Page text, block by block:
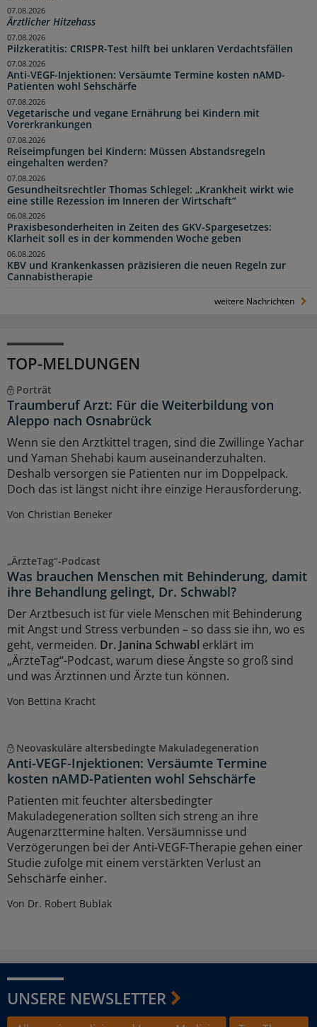
Ärztlicher Hitzehass
07.08.2026
Pilzkeratitis: CRISPR-Test hilft bei unklaren Verdachtsfällen
07.08.2026
Anti-VEGF-Injektionen: Versäumte Termine kosten nAMD-
Patienten wohl Sehschärfe
07.08.2026
Vegetarische und vegane Ernährung bei Kindern mit
Vorerkrankungen
07.08.2026
Reiseimpfungen bei Kindern: Müssen Abstandsregeln
eingehalten werden?
07.08.2026
Gesundheitsrechtler Thomas Schlegel: „Krankheit wirkt wie
eine stille Rezession im Inneren der Wirtschaft“
07.08.2026
Praxisbesonderheiten in Zeiten des GKV-Spargesetzes:
Klarheit soll es in der kommenden Woche geben
06.08.2026
KBV und Krankenkassen präzisieren die neuen Regeln zur
Cannabistherapie
06.08.2026
weitere Nachrichten
TOP-MELDUNGEN
Porträt
Traumberuf Arzt: Für die Weiterbildung von
Aleppo nach Osnabrück
Wenn sie den Arztkittel tragen, sind die Zwillinge Yachar
und Yaman Shehabi kaum auseinanderzuhalten.
Deshalb versorgen sie Patienten nur im Doppelpack.
Doch das ist längst nicht ihre einzige Herausforderung.
Von Christian Beneker
„ÄrzteTag“-Podcast
Was brauchen Menschen mit Behinderung, damit
ihre Behandlung gelingt, Dr. Schwabl?
Der Arztbesuch ist für viele Menschen mit Behinderung
mit Angst und Stress verbunden – so dass sie ihn, wo es
geht, vermeiden. Dr. Janina Schwabl erklärt im
„ÄrzteTag“-Podcast, warum diese Ängste so groß sind
und was Ärztinnen und Ärzte tun können.
Von Bettina Kracht
Neovaskuläre altersbedingte Makuladegeneration
Anti-VEGF-Injektionen: Versäumte Termine
kosten nAMD-Patienten wohl Sehschärfe
Patienten mit feuchter altersbedingter
Makuladegeneration sollten sich streng an ihre
Augenarzttermine halten. Versäumnisse und
Verzögerungen bei der Anti-VEGF-Therapie gehen einer
Studie zufolge mit einem verstärkten Verlust an
Sehschärfe einher.
Von Dr. Robert Bublak
UNSERE NEWSLETTER